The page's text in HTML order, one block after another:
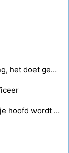
Je hebt ineens een zwarte vlek op je tong, het doet geen pijn en is behaard, wat kan dat zijn?
Wat moet je doen als je met een paal op je hoofd wordt geslagen?